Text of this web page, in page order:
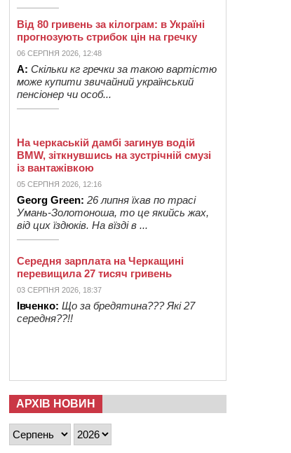
Від 80 гривень за кілограм: в Україні
прогнозують стрибок цін на гречку
06 СЕРПНЯ 2026, 12:48
А: Скільки кг гречки за такою вартістю
може купити звичайний український
пенсіонер чи особ...
На черкаській дамбі загинув водій
BMW, зіткнувшись на зустрічній смузі
із вантажівкою
05 СЕРПНЯ 2026, 12:16
Georg Green: 26 липня їхав по трасі
Умань-Золотоноша, то це якийсь жах,
від цих їздюків. На вїзді в ...
Середня зарплата на Черкащині
перевищила 27 тисяч гривень
03 СЕРПНЯ 2026, 18:37
Івченко: Що за бредятина??? Які 27
середня??!!
АРХІВ НОВИН